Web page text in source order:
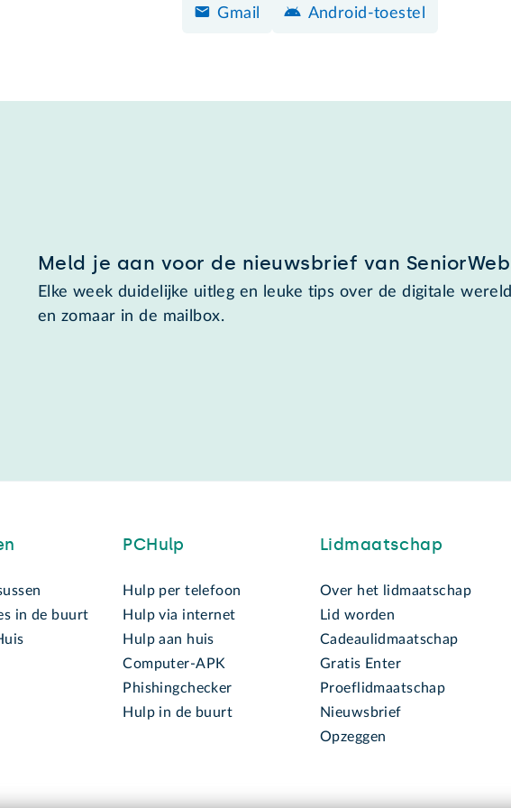
Gmail Android-toestel
Meld je aan voor de nieuwsbrief van SeniorWeb
Elke week duidelijke uitleg en leuke tips over de digitale
en zomaar in de mailbox.
in de buurt
PCHulp
Hulp per telefoon
Hulp via internet
Hulp aan huis
Computer-APK
Phishingchecker
Hulp in de buurt
Lidmaatschap
Over het lidmaatschap
Lid worden
Cadeaulidmaatschap
Gratis Enter
Proeflidmaatschap
Nieuwsbrief
Opzeggen